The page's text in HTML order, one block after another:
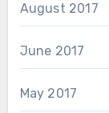
August 2017
June 2017
May 2017